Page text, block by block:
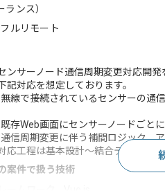
ンス）
ルリモート
ンサーノード通信周期変更対応開
記対応を想定しております。
線で接続されているセンサーの通
存Web画面にセンサーノードごと
信周期変更に伴う補間ロジック、
応工程は基本設計～結合テストです
案件で扱う技術